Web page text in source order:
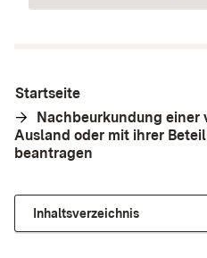
Startseite
Nachbeurkundung einer
Ausland oder mit ihrer
beantragen
Inhaltsverzeichnis